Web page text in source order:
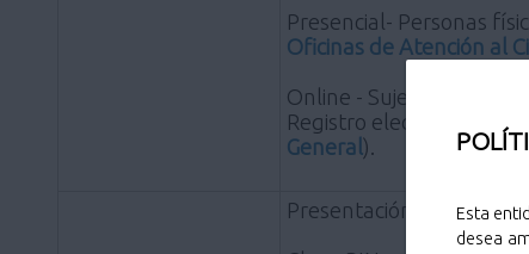
Esta
desea
Presencial- Personas
Oficinas de Atención al
Online - Sujetos
Registro electrónico de
General ).
Presentación de